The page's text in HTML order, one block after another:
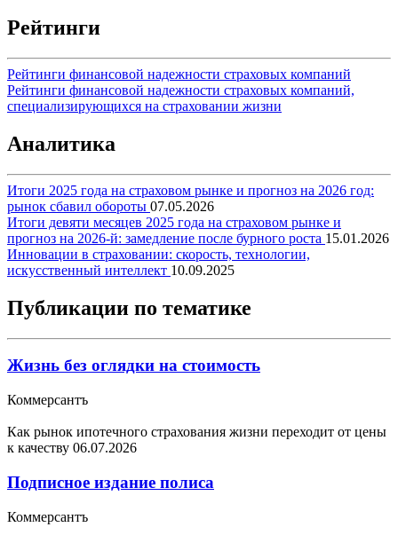
Рейтинги
Рейтинги финансовой надежности страховых компаний
Рейтинги финансовой надежности страховых компаний,
специализирующихся на страховании жизни
Аналитика
Итоги 2025 года на страховом рынке и прогноз на 2026 год:
рынок сбавил обороты 07.05.2026
Итоги девяти месяцев 2025 года на страховом рынке и
прогноз на 2026-й: замедление после бурного роста 15.01.2026
Инновации в страховании: скорость, технологии,
искусственный интеллект 10.09.2025
Публикации по тематике
Жизнь без оглядки на стоимость
Коммерсантъ
Как рынок ипотечного страхования жизни переходит от цены
к качеству 06.07.2026
Подписное издание полиса
Коммерсантъ